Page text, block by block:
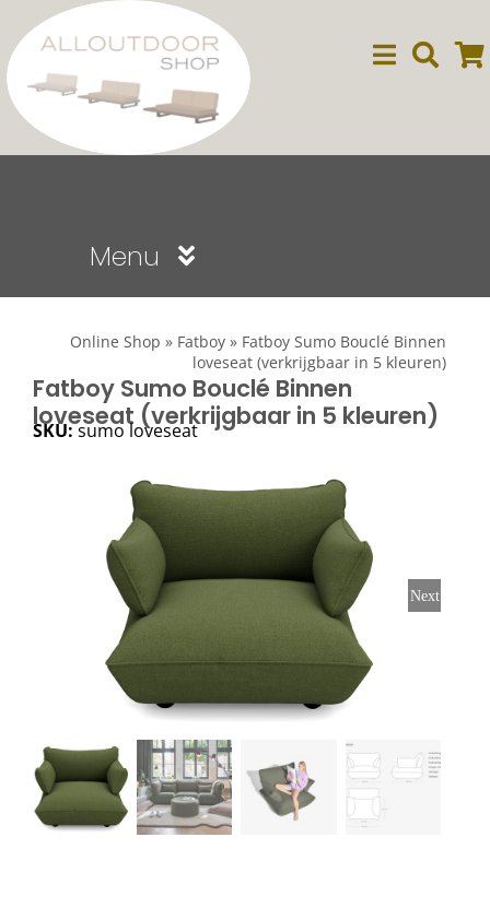
naar
inhoud
Menu
Dining
Bijzettafels
Barset
Deck Chairs + voetbanken
Online Shop » Fatboy » Fatboy Sumo Bouclé Binnen
loveseat (verkrijgbaar in 5 kleuren)
Fatboy Sumo Bouclé Binnen
loveseat (verkrijgbaar in 5 kleuren)
SKU:sumo loveseat
Next